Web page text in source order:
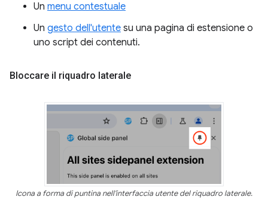
Un menu contestuale
Un gesto dell'utente su una pagina di estensione o
uno script dei contenuti.
Bloccare il riquadro laterale
Icona a forma di puntina nell'interfaccia utente del riquadro laterale.